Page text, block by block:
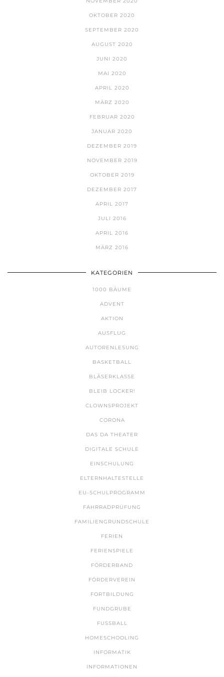
OKTOBER 2020
SEPTEMBER 2020
AUGUST 2020
JUNI 2020
MAI 2020
APRIL 2020
MÄRZ 2020
FEBRUAR 2020
JANUAR 2020
DEZEMBER 2019
NOVEMBER 2019
OKTOBER 2019
DEZEMBER 2017
APRIL 2017
JULI 2016
APRIL 2016
MÄRZ 2016
KATEGORIEN
1000 BÄUME
ADVENT
AKTION
AUSFLUG
AUTORENLESUNG
BASKETBALL
BLÄSERKLASSE
BLEIB LOCKER!
CLOWNSPROJEKT
CORONA
DAS DA THEATER
DIGITALE SCHULE
EINSCHULUNG
ELTERNHALTESTELLE
EU-SCHULPROGRAMM
FAHRRADPRÜFUNG
FAMILIENGRUNDSCHULE
FERIEN
FERIENSPIELE
FÖRDERBAND
FÖRDERVEREIN
FORTBILDUNG
FUNDGRUBE
FUSSBALL
HOMESCHOOLING
INFORMATIK
INFORMATIONEN